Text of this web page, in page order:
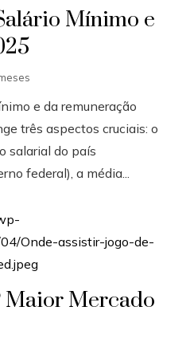
Mínimo e
e da remuneração
três aspectos cruciais: o
salarial do país
federal), a média...
Maior Mercado